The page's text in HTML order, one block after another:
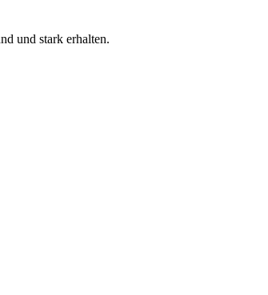
und stark erhalten.